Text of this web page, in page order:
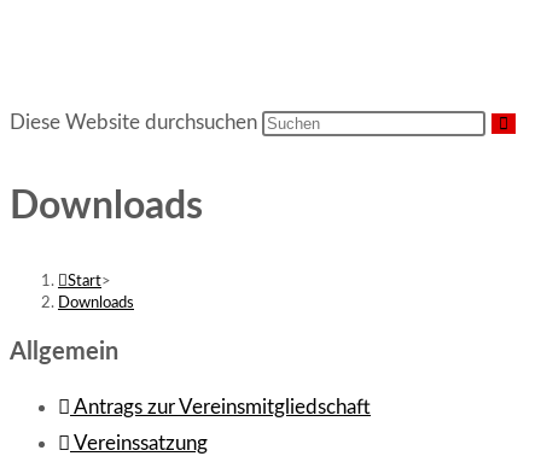
Diese Website durchsuchen
Downloads
Start>
Downloads
Allgemein
Antrags zur Vereinsmitgliedschaft
Vereinssatzung